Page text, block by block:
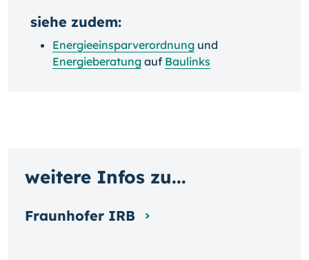
siehe zudem:
Energieeinsparverordnung und
Energieberatung auf Baulinks
weitere Infos zu...
Fraunhofer IRB